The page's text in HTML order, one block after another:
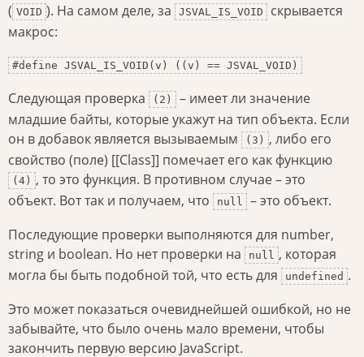
( VOID ). На самом деле, за JSVAL_IS_VOID
скрывается
макрос:
#define JSVAL_IS_VOID(v) ((v) == JSVAL_VOID)
Следующая проверка (2)
– имеет ли значение
младшие байты, которые укажут на тип объекта. Если
он в добавок является вызываемым
(3) , либо его
свойство (поле) [[Class]] помечает его как функцию
(4) , то это функция. В противном случае – это
объект. Вот так и получаем, что
null
– это объект.
Последующие проверки выполняются для number,
string и boolean. Но нет проверки на
null , которая
могла бы быть подобной той, что есть для
undefined .
Это может показаться очевиднейшей ошибкой, но не
забывайте, что было очень мало времени, чтобы
закончить первую версию JavaScript.